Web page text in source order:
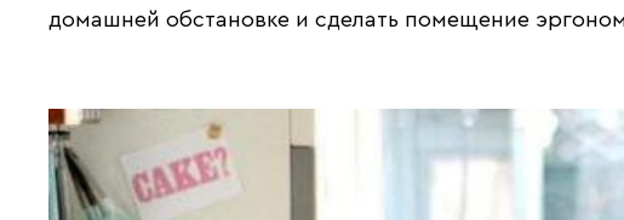
домашней обстановке и сделать помещение